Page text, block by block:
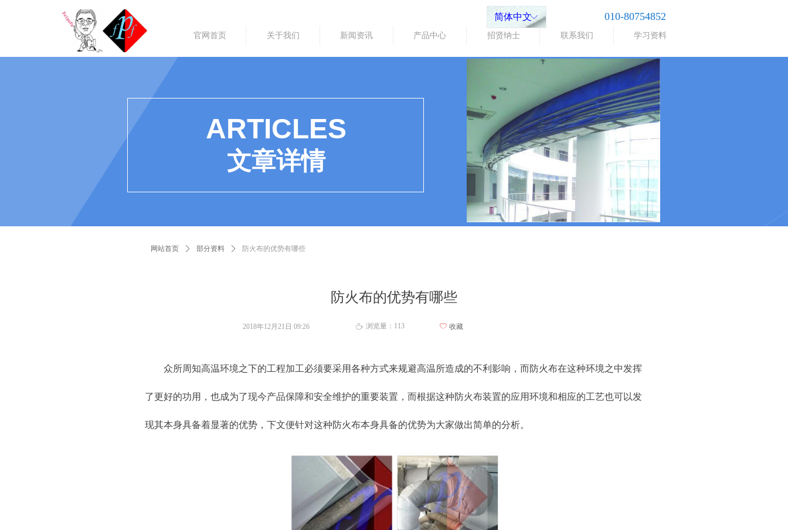
官网首页 关于我们 新闻资讯 产品中心 招贤纳士 联系我们 学习资料
010-80754852
ꀅ
简体中文
网站首页 ꄲ 部分资料 ꄲ 防火布的优势有哪些
ARTICLES
文章详情
防火布的优势有哪些
2018年12月21日 09:26 ꄘ 浏览量： 113 ꄀ 收藏
众所周知高温环境之下的工程加工必须要采用各种方式来规避高温所造成的不利影响，而防火布在这种环境之中发挥
了更好的功用，也成为了现今产品保障和安全维护的重要装置，而根据这种防火布装置的应用环境和相应的工艺也可以发
现其本身具备着显著的优势，下文便针对这种防火布本身具备的优势为大家做出简单的分析。